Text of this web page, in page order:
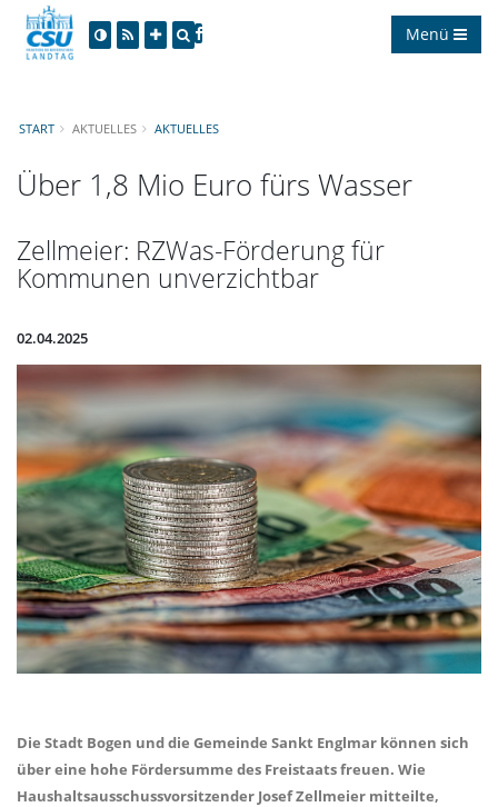
Menü
START AKTUELLES AKTUELLES
Über 1,8 Mio Euro fürs Wasser
Zellmeier: RZWas-Förderung für
Kommunen unverzichtbar
02.04.2025
Die Stadt Bogen und die Gemeinde Sankt Englmar können sich
über eine hohe Fördersumme des Freistaats freuen. Wie
Haushaltsausschussvorsitzender Josef Zellmeier mitteilte,